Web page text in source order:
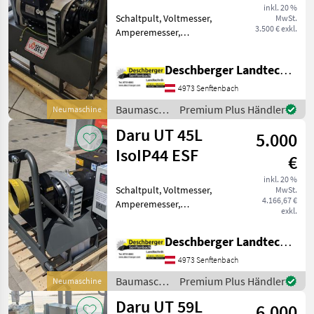
Neumaschine
inkl. 20 %
MwSt.
3.500 € exkl.
Schaltpult, Voltmesser,
Amperemesser,
27L IsoIP44 ESF -
Lagerabverkauf - sofort
Verfügbar - 30 kVA - 24kW -
Langsamläufer mit
Deschberger Landtechnik GmbH
4973 Senftenbach
Baumaschinen
/ Daru
Premium Plus Händler
Neumaschine
Daru UT 45L
IsoIP44 ESF
5.000
€
inkl. 20 %
MwSt.
4.166,67 €
exkl.
Schaltpult, Voltmesser,
Amperemesser,
45L IsoIP44 ESF -
Lagerabverkauf - 49, 5 kVA -
39, 6kW - Langsamläufer
mit 1500 U/min -
Deschberger Landtechnik GmbH
4973 Senftenbach
Baumaschinen
/ Daru
Premium Plus Händler
Daru UT 59L